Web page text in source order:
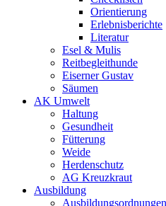
Orientierung
Erlebnisberichte
Literatur
Esel & Mulis
Reitbegleithunde
Eiserner Gustav
Säumen
AK Umwelt
Haltung
Gesundheit
Fütterung
Weide
Herdenschutz
AG Kreuzkraut
Ausbildung